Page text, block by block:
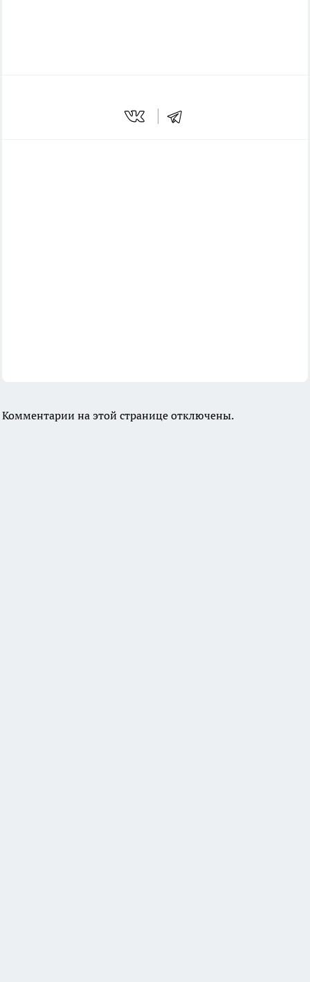
Комментарии на этой странице отключены.